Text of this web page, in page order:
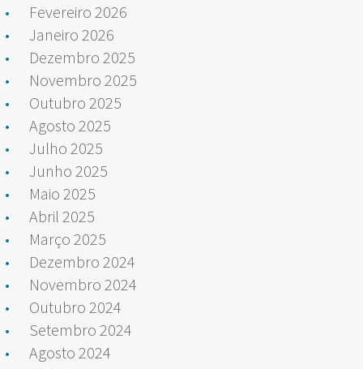
Fevereiro 2026
Janeiro 2026
Dezembro 2025
Novembro 2025
Outubro 2025
Agosto 2025
Julho 2025
Junho 2025
Maio 2025
Abril 2025
Março 2025
Dezembro 2024
Novembro 2024
Outubro 2024
Setembro 2024
Agosto 2024